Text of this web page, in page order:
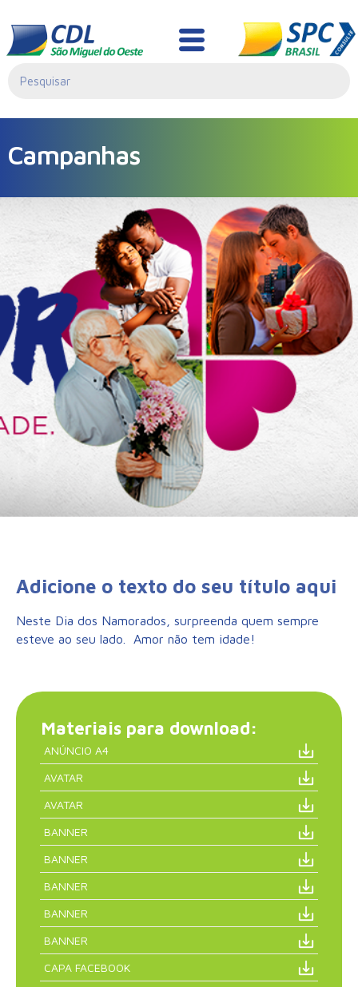
Campanhas
Adicione o texto do seu título aqui
Neste Dia dos Namorados, surpreenda quem sempre
esteve ao seu lado. Amor não tem idade!
Materiais para download:
ANÚNCIO A4
AVATAR
AVATAR
BANNER
BANNER
BANNER
BANNER
BANNER
CAPA FACEBOOK